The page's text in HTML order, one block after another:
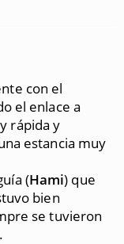
con el
el enlace a
rápida y
estancia muy
(Hami) que
bien
se tuvieron